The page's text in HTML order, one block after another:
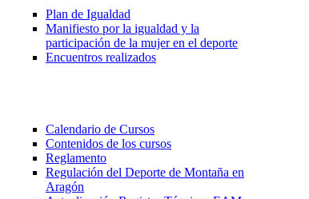
Plan de Igualdad
Manifiesto por la igualdad y la
participación de la mujer en el deporte
Encuentros realizados
Calendario de Cursos
Contenidos de los cursos
Reglamento
Regulación del Deporte de Montaña en
Aragón